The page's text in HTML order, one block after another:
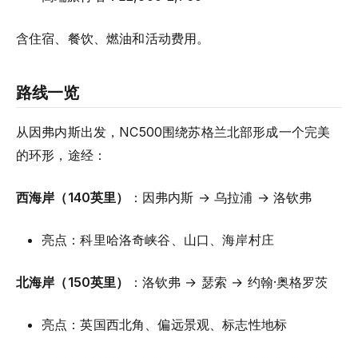
含住宿、餐饮、燃油和活动费用。
路线一览
从因弗内斯出发，NC500围绕苏格兰北部形成一个完美
的环形，途经：
西海岸（140英里） ：因弗内斯 → 乌拉浦 → 洛钦弗
亮点：科里哈洛奇峡谷、山口、海岸村庄
北海岸（150英里） ：洛钦弗 → 瑟索 → 约翰·奥格罗茨
亮点：英国西北角、偏远景观、标志性地标